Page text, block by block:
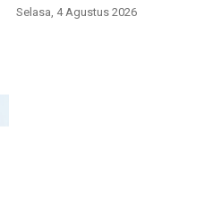
Selasa, 4 Agustus 2026